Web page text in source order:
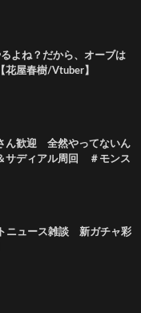
よね？だから、オーブは
花屋春樹/Vtuber】
ん歓迎 全然やってないん
サディアル周回 ＃モンス
ニュース雑談 新ガチャ彩